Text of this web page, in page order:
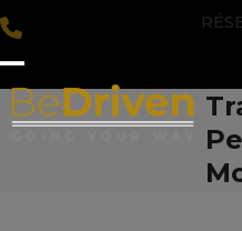
Skip
to
content
Open
mobile
Close
mobile